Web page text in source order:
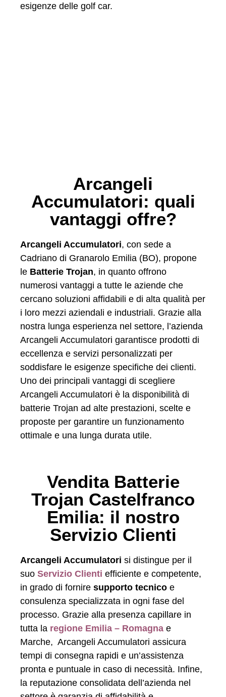
esigenze delle golf car.
Arcangeli
Accumulatori: quali
vantaggi offre?
Arcangeli Accumulatori, con sede a
Cadriano di Granarolo Emilia (BO), propone
le Batterie Trojan, in quanto offrono
numerosi vantaggi a tutte le aziende che
cercano soluzioni affidabili e di alta qualità per
i loro mezzi aziendali e industriali. Grazie alla
nostra lunga esperienza nel settore, l’azienda
Arcangeli Accumulatori garantisce prodotti di
eccellenza e servizi personalizzati per
soddisfare le esigenze specifiche dei clienti.
Uno dei principali vantaggi di scegliere
Arcangeli Accumulatori è la disponibilità di
batterie Trojan ad alte prestazioni, scelte e
proposte per garantire un funzionamento
ottimale e una lunga durata utile.
Vendita Batterie
Trojan Castelfranco
Emilia: il nostro
Servizio Clienti
Arcangeli Accumulatori si distingue per il
suo Servizio Clienti efficiente e competente,
in grado di fornire supporto tecnico e
consulenza specializzata in ogni fase del
processo. Grazie alla presenza capillare in
tutta la regione Emilia – Romagna e
Marche, Arcangeli Accumulatori assicura
tempi di consegna rapidi e un’assistenza
pronta e puntuale in caso di necessità. Infine,
la reputazione consolidata dell’azienda nel